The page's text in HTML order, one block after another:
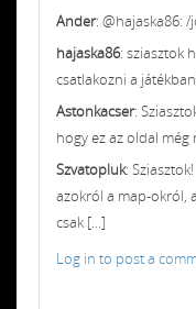
Ander: @hajaska86:
hajaska86: sziasztok
csatlakozni a
Astonkacser:
hogy ez az oldal még
Szvatopluk:
azokról a map-okról,
csak [...]
Log in to post a